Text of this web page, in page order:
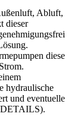
Abluft,
dieser
diese
hydraulische
und eventuelle
DETAILS).